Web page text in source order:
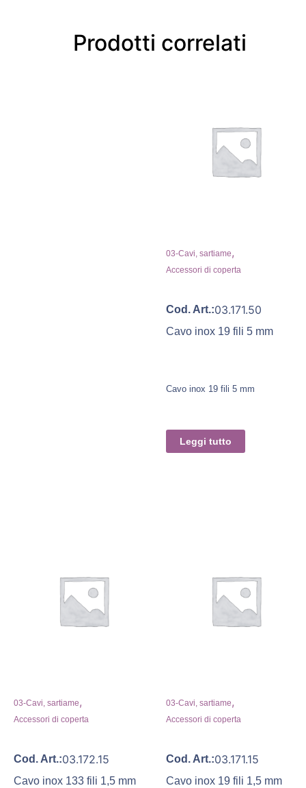
Prodotti correlati
03-Cavi, sartiame,
Accessori di coperta
Cod. Art.:03.171.50
Cavo inox 19 fili 5 mm
Cavo inox 19 fili 5 mm
Leggi tutto
03-Cavi, sartiame,
Accessori di coperta
Cod. Art.:03.172.15
Cavo inox 133 fili 1,5 mm
03-Cavi, sartiame,
Accessori di coperta
Cod. Art.:03.171.15
Cavo inox 19 fili 1,5 mm